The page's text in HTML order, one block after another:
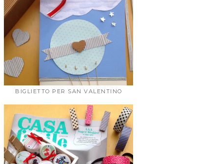
BIGLIETTO PER SAN VALENTINO